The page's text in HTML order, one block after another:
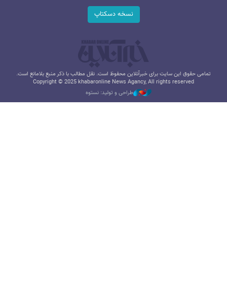
نسخه دسکتاپ
تمامی حقوق این سایت برای خبرآنلاین محفوظ است. نقل مطالب با ذکر منبع بلامانع است.
Copyright © 2025 khabaronline News Agancy, All rights reserved
طراحی و تولید: نستوه